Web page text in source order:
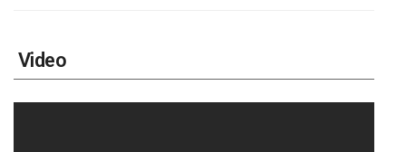
Video